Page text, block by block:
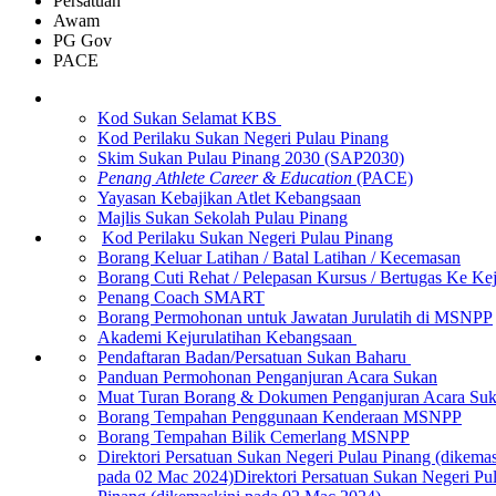
Awam
PG Gov
PACE
Kod Sukan Selamat KBS
Kod Perilaku Sukan Negeri Pulau Pinang
Skim Sukan Pulau Pinang 2030 (SAP2030)
Penang Athlete Career & Education (PACE)
Yayasan Kebajikan Atlet Kebangsaan
Majlis Sukan Sekolah Pulau Pinang
Kod Perilaku Sukan Negeri Pulau Pinang
Borang Keluar Latihan / Batal Latihan / Kecemasan
Borang Cuti Rehat / Pelepasan Kursus / Bertugas Ke
Penang Coach SMART
Borang Permohonan untuk Jawatan Jurulatih di MSNPP
Akademi Kejurulatihan Kebangsaan
Pendaftaran Badan/Persatuan Sukan Baharu
Panduan Permohonan Penganjuran Acara Sukan
Muat Turan Borang & Dokumen Penganjuran Acara
Borang Tempahan Penggunaan Kenderaan MSNPP
Borang Tempahan Bilik Cemerlang MSNPP
Direktori Persatuan Sukan Negeri Pulau Pinang
pada 02 Mac 2024)Direktori Persatuan Sukan Negeri